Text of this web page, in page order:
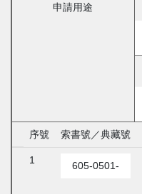
申請用途
序號 索書號／典藏號
1